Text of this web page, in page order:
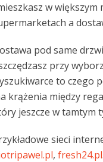
w
a
pod same
przy
to czego
krążenia między
jeszcze w tamtym
sieci
, fresh24.pl.